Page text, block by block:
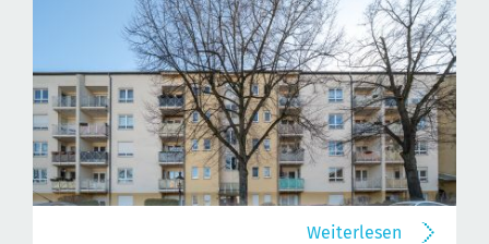
Weiterlesen